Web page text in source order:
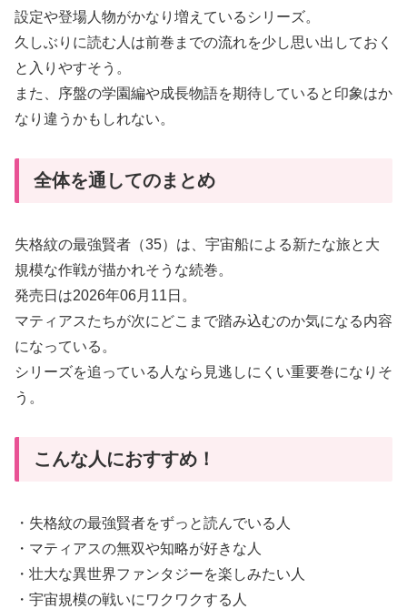
設定や登場人物がかなり増えているシリーズ。
久しぶりに読む人は前巻までの流れを少し思い出しておく
と入りやすそう。
また、序盤の学園編や成長物語を期待していると印象はか
なり違うかもしれない。
全体を通してのまとめ
失格紋の最強賢者（35）は、宇宙船による新たな旅と大
規模な作戦が描かれそうな続巻。
発売日は2026年06月11日。
マティアスたちが次にどこまで踏み込むのか気になる内容
になっている。
シリーズを追っている人なら見逃しにくい重要巻になりそ
う。
こんな人におすすめ！
・失格紋の最強賢者をずっと読んでいる人
・マティアスの無双や知略が好きな人
・壮大な異世界ファンタジーを楽しみたい人
・宇宙規模の戦いにワクワクする人